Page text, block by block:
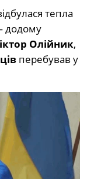
тепла
додому
Олійник,
перебував у